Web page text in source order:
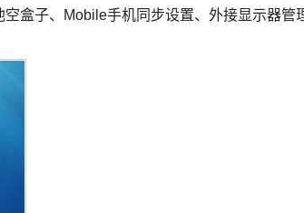
盒子、Mobile手机同步设置、外接显示器管